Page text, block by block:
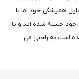
همیشگی خود اما با
خود خسته شده اید و یا
است به راحتی می